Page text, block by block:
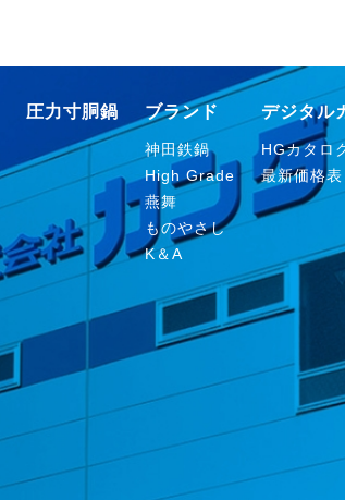
圧力寸胴鍋 ブランド
神田鉄鍋
High Grade
燕舞
ものやさし
K＆A
デジタル
HGカタロ
最新価格表